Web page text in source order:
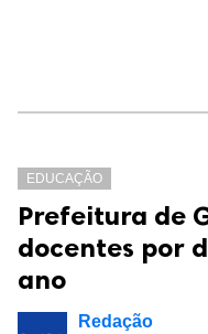
EDUCAÇÃO
Prefeitura de
docentes por
ano
Redação